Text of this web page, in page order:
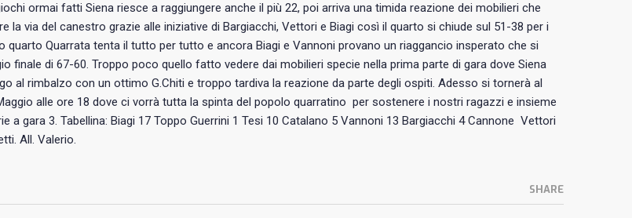
ormai fatti Siena riesce a raggiungere anche il più 22, poi arriva una timida reazione dei mobilieri che
la via del canestro grazie alle iniziative di Bargiacchi, Vettori e Biagi così il quarto si chiude sul 51-38 per i
quarto Quarrata tenta il tutto per tutto e ancora Biagi e Vannoni provano un riaggancio insperato che si
finale di 67-60. Troppo poco quello fatto vedere dai mobilieri specie nella prima parte di gara dove Siena
al rimbalzo con un ottimo G.Chiti e troppo tardiva la reazione da parte degli ospiti. Adesso si tornerà al
alle ore 18 dove ci vorrà tutta la spinta del popolo quarratino per sostenere i nostri ragazzi e insieme
a gara 3. Tabellina: Biagi 17 Toppo Guerrini 1 Tesi 10 Catalano 5 Vannoni 13 Bargiacchi 4 Cannone Vettori
All. Valerio.
SHARE